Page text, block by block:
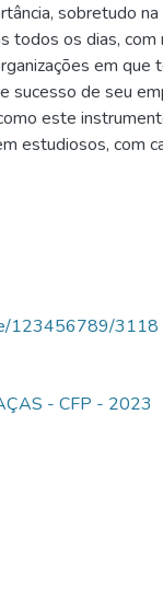
sobretudo
todos os dias, com
em que
sucesso de seu
este
estudiosos, com
123456789/3118
- CFP - 2023